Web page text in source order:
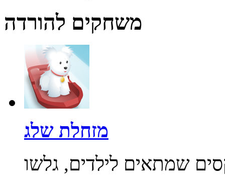
משחקים להורדה
מזחלת שלג